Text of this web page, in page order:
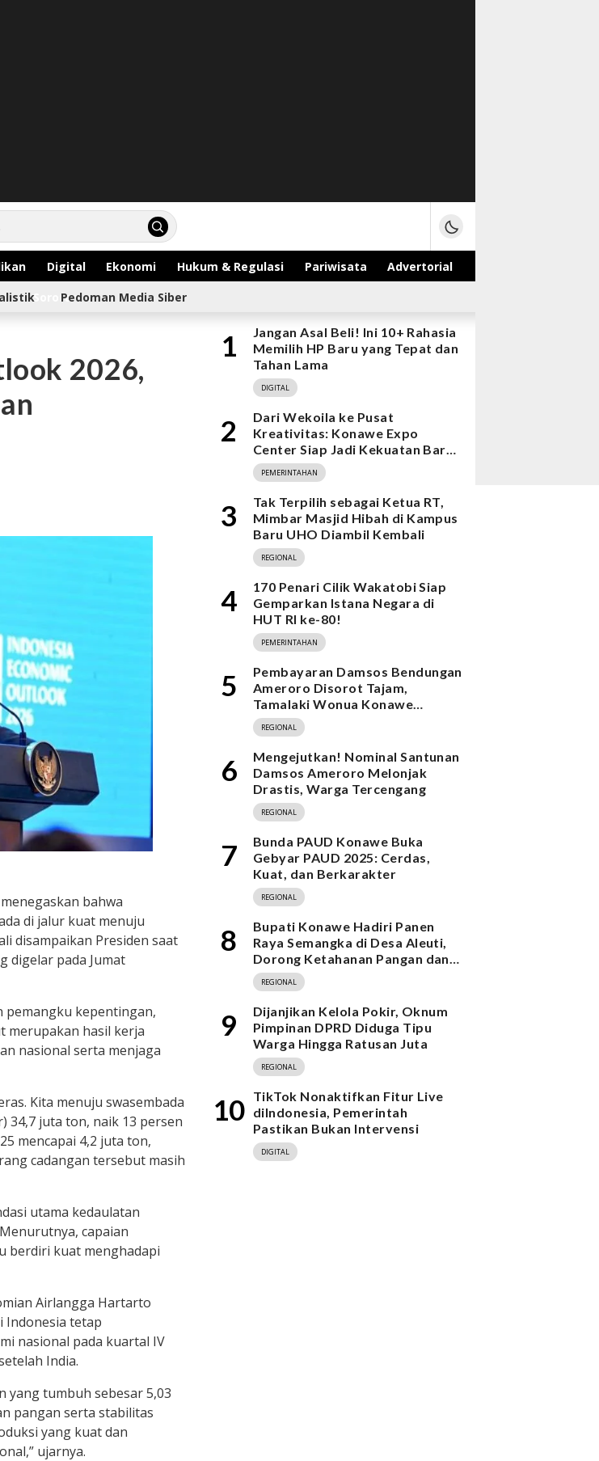
Digital Ekonomi Hukum & Regulasi Pariwisata
Advertorial
SorotanPedoman Media Siber
2026,
menegaskan bahwa
di jalur kuat menuju
disampaikan Presiden saat
digelar pada Jumat
pemangku kepentingan,
merupakan hasil kerja
nasional serta menjaga
Kita menuju swasembada
34,7 juta ton, naik 13 persen
mencapai 4,2 juta ton,
cadangan tersebut masih
utama kedaulatan
capaian
berdiri kuat menghadapi
Airlangga Hartarto
Indonesia tetap
nasional pada kuartal IV
India.
tumbuh sebesar 5,03
pangan serta stabilitas
yang kuat dan
ujarnya.
1
Jangan Asal Beli! Ini 10+ Rahasia
Memilih HP Baru yang Tepat dan
Tahan Lama
DIGITAL
2
Dari Wekoila ke Pusat
Kreativitas: Konawe Expo
Center Siap Jadi Kekuatan Baru
Ekonomi
PEMERINTAHAN
3
Tak Terpilih sebagai Ketua RT,
Mimbar Masjid Hibah di Kampus
Baru UHO Diambil Kembali
REGIONAL
4
170 Penari Cilik Wakatobi Siap
Gemparkan Istana Negara di
HUT RI ke-80!
PEMERINTAHAN
5
Pembayaran Damsos Bendungan
Ameroro Disorot Tajam,
Tamalaki Wonua Konawe
Ungkap Dugaan Ketidakberesan
REGIONAL
6
Mengejutkan! Nominal Santunan
Damsos Ameroro Melonjak
Drastis, Warga Tercengang
REGIONAL
7
Bunda PAUD Konawe Buka
Gebyar PAUD 2025: Cerdas,
Kuat, dan Berkarakter
REGIONAL
8
Bupati Konawe Hadiri Panen
Raya Semangka di Desa Aleuti,
Dorong Ketahanan Pangan dan
Program MBG
REGIONAL
9
Dijanjikan Kelola Pokir, Oknum
Pimpinan DPRD Diduga Tipu
Warga Hingga Ratusan Juta
REGIONAL
10 TikTok Nonaktifkan Fitur Live
diIndonesia, Pemerintah
Pastikan Bukan Intervensi
DIGITAL